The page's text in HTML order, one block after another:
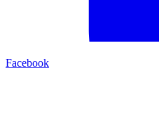
Facebook